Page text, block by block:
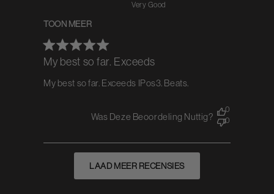
My best so far. Exceeds
My best so far. Exceeds IPos3. Beats.
Very Good
TOON MEER
Was Deze Beoordeling Nuttig?
0
0
LAAD MEER RECENSIES